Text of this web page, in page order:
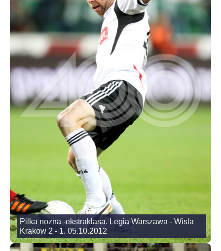
Pilka nozna -ekstraklasa. Legia Warszawa - Wisla
Krakow 2 - 1. 05.10.2012